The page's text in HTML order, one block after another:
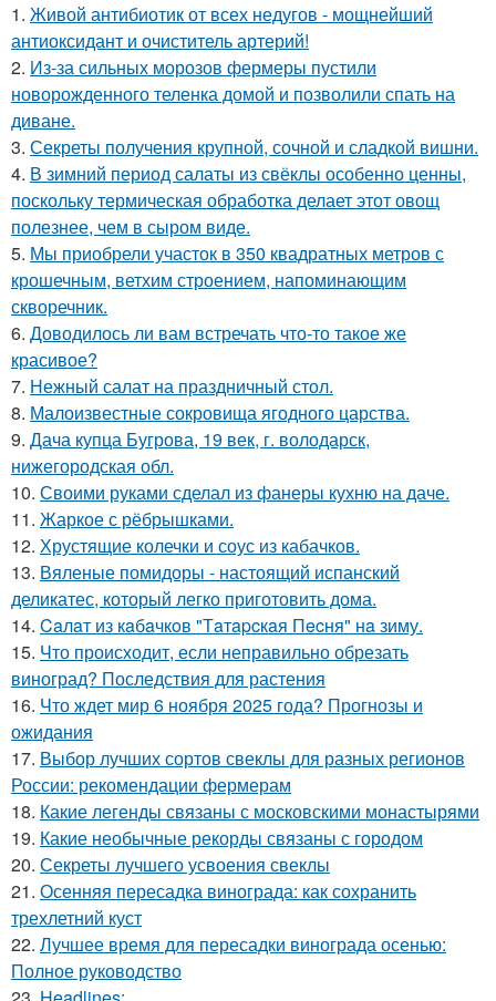
1. Живой антибиотик от всех недугов - мощнейший
антиоксидант и очиститель артерий!
2. Из-за сильных морозов фермеры пустили
новорожденного теленка домой и позволили спать на
диване.
3. Секреты получения крупной, сочной и сладкой вишни.
4. В зимний период салаты из свёклы особенно ценны,
поскольку термическая обработка делает этот овощ
полезнее, чем в сыром виде.
5. Мы приобрели участок в 350 квадратных метров с
крошечным, ветхим строением, напоминающим
скворечник.
6. Доводилось ли вам встречать что-то такое же
красивое?
7. Нежный салат на праздничный стол.
8. Малоизвестные сокровища ягодного царства.
9. Дача купца Бугрова, 19 век, г. володарск,
нижегородская обл.
10. Своими руками сделал из фанеры кухню на даче.
11. Жаркое с рёбрышками.
12. Хрустящие колечки и соус из кабачков.
13. Вяленые помидоры - настоящий испанский
деликатес, который легко приготовить дома.
14. Caлaт из кaбaчкoв "Тaтapcкaя Пecня" нa зиму.
15. Что происходит, если неправильно обрезать
виноград? Последствия для растения
16. Что ждет мир 6 ноября 2025 года? Прогнозы и
ожидания
17. Выбор лучших сортов свеклы для разных регионов
России: рекомендации фермерам
18. Какие легенды связаны с московскими монастырями
19. Какие необычные рекорды связаны с городом
20. Секреты лучшего усвоения свеклы
21. Осенняя пересадка винограда: как сохранить
трехлетний куст
22. Лучшее время для пересадки винограда осенью:
Полное руководство